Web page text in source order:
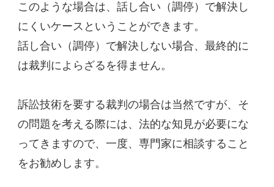
このような場合は、話し合い（調停）で解決し
にくいケースということができます。
話し合い（調停）で解決しない場合、最終的に
は裁判によらざるを得ません。
訴訟技術を要する裁判の場合は当然ですが、そ
の問題を考える際には、法的な知見が必要にな
ってきますので、一度、専門家に相談すること
をお勧めします。